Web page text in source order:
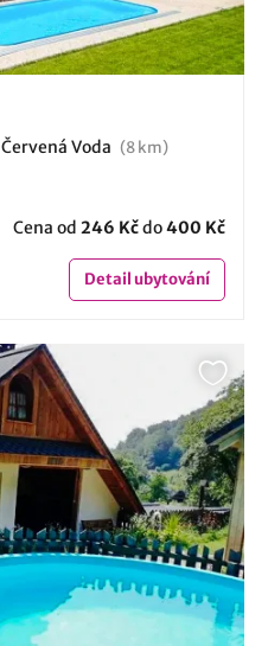
Červená Voda (8 km)
Cena od 246 Kčdo400 Kč
Detailubytování